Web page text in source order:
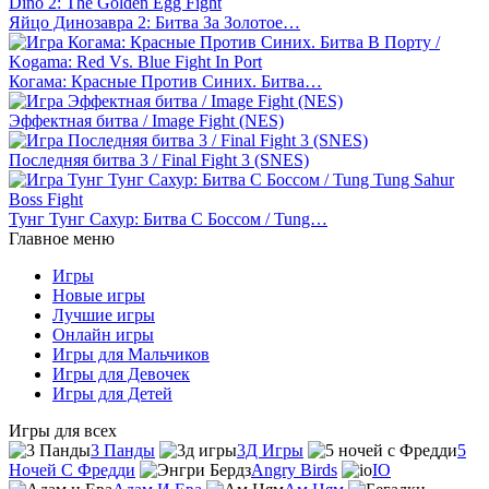
Яйцо Динозавра 2: Битва За Золотое…
Когама: Красные Против Синих. Битва…
Эффектная битва / Image Fight (NES)
Последняя битва 3 / Final Fight 3 (SNES)
Тунг Тунг Сахур: Битва С Боссом / Tung…
Главное меню
Игры
Новые игры
Лучшие игры
Онлайн игры
Игры для Мальчиков
Игры для Девочек
Игры для Детей
Игры для всех
3 Панды
3Д Игры
5
Ночей С Фредди
Angry Birds
IO